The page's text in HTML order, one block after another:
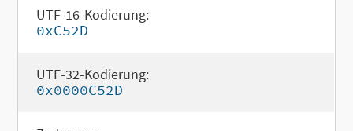
UTF-16-Kodierung:
0xC52D
UTF-32-Kodierung:
0x0000C52D